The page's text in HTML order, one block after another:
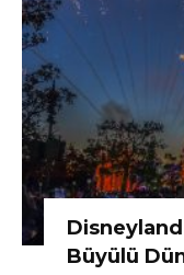
Büyülü